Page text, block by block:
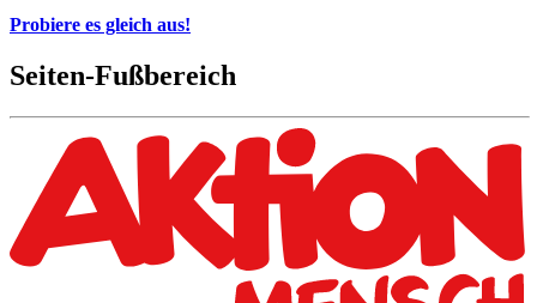
Probiere es gleich aus!
Seiten-Fußbereich